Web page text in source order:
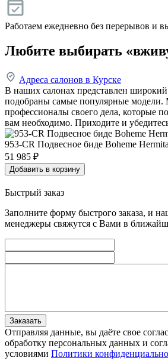
Работаем ежедневно без перерывов и
Любите выбирать
Адреса салонов в Курске
В наших салонах представлен широкий
подобраны самые популярные
профессионалы своего дела, которые
вам необходимо. Приходите и
953-CR Подвесное биде Boheme
51 985 ₽
Добавить в корзину
Быстрый заказ
Заполните форму быстрого заказа, и
менеджеры свяжутся с Вами в
Заказать
Отправляя данные, вы даёте свое
обработку персональных данных и
условиями Политики